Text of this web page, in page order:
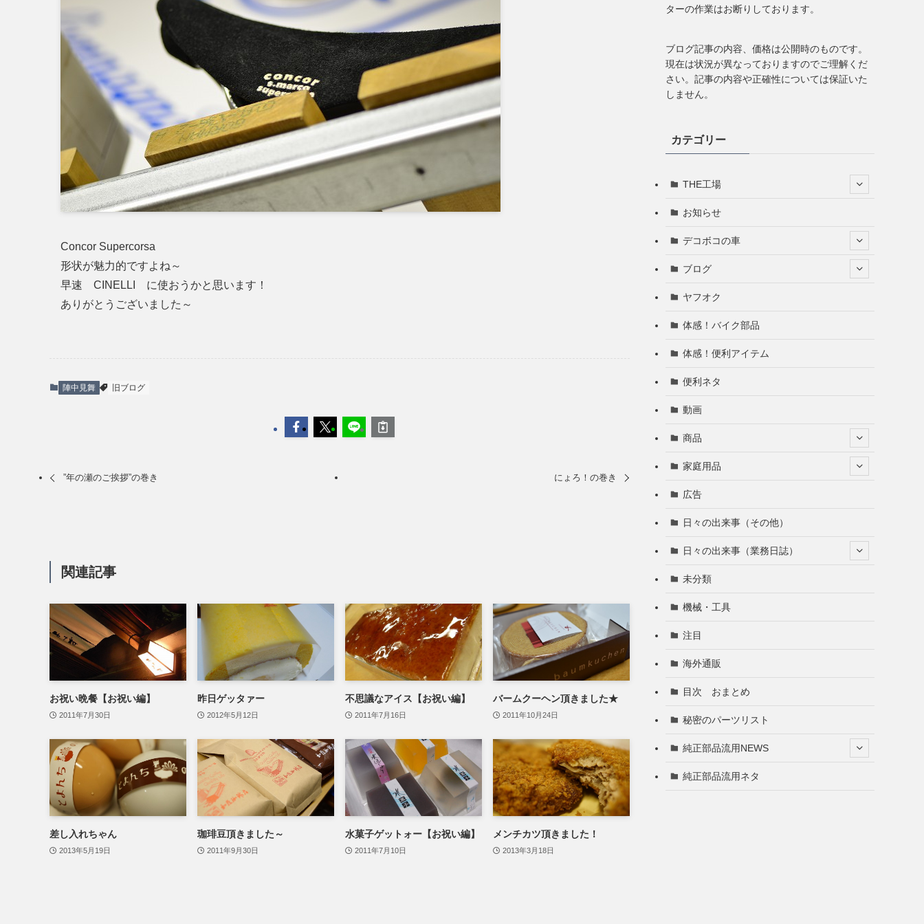
Concor Supercorsa
形状が魅力的ですよね～
早速 CINELLI に使おうかと思います！
ありがとうございました～
陣中見舞 旧ブログ
”年の瀬のご挨拶”の巻き にょろ！の巻き
関連記事
お祝い晩餐【お祝い編】
2011年7月30日
昨日ゲッタァー
2012年5月12日
不思議なアイス【お祝い編】
2011年7月16日
バームクーヘン頂きました★
2011年10月24日
差し入れちゃん
2013年5月19日
珈琲豆頂きました～
2011年9月30日
水菓子ゲットォー【お祝い編】
2011年7月10日
メンチカツ頂きました！
2013年3月18日
ターの作業はお断りしております。
ブログ記事の内容、価格は公開時のものです。
現在は状況が異なっておりますのでご理解くだ
さい。記事の内容や正確性については保証いた
しません。
カテゴリー
THE工場
お知らせ
デコボコの車
ブログ
ヤフオク
体感！バイク部品
体感！便利アイテム
便利ネタ
動画
商品
家庭用品
広告
日々の出来事（その他）
日々の出来事（業務日誌）
未分類
機械・工具
注目
海外通販
目次 おまとめ
秘密のパーツリスト
純正部品流用NEWS
純正部品流用ネタ